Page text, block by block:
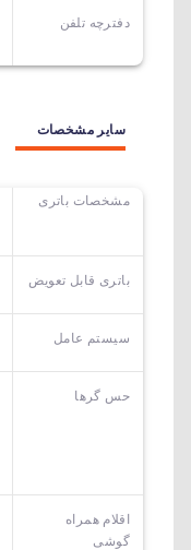
دفترچه تلفن
سایر مشخصات
مشخصات باتری
باتری قابل تعویض
سیستم عامل
حس گرها
اقلام همراه
گوشی